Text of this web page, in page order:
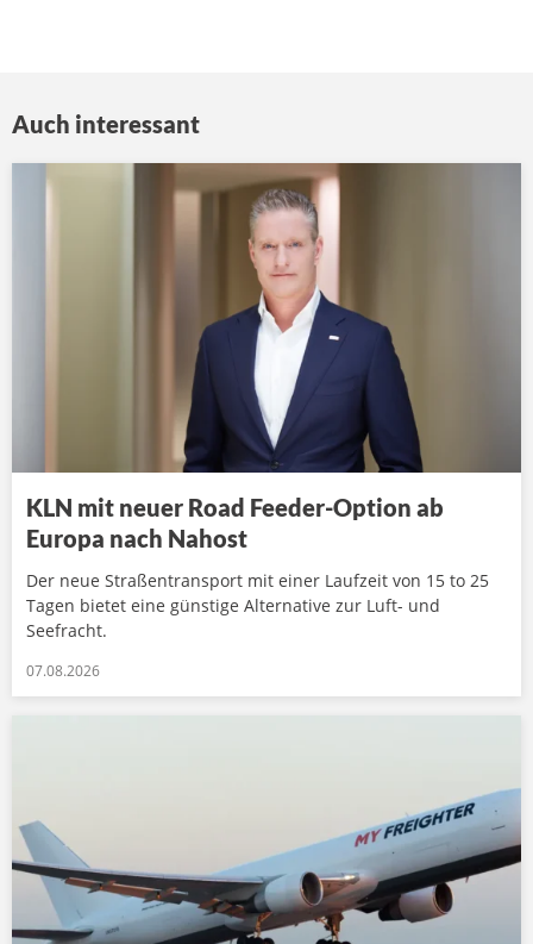
Auch interessant
KLN mit neuer Road Feeder-Option ab
Europa nach Nahost
Der neue Straßentransport mit einer Laufzeit von 15 to 25
Tagen bietet eine günstige Alternative zur Luft- und
Seefracht.
07.08.2026